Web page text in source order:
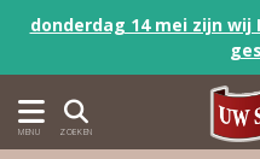
donderdag 14 mei zijn wij
MENU ZOEKEN